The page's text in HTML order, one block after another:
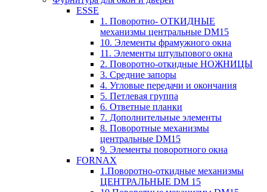
ESSE
1. Поворотно- ОТКИДНЫЕ
механизмы центральные DM15
10. Элементы фрамужного окна
11. Элементы штульпового окна
2. Поворотно-откидные НОЖНИЦЫ
3. Средние запоры
4. Угловые передачи и окончания
5. Петлевая группа
6. Ответные планки
7. Дополнительные элементы
8. Поворотные механизмы
центральные DM15
9. Элементы поворотного окна
FORNAX
1.Поворотно-откидные механизмы
ЦЕНТРАЛЬНЫЕ DM 15